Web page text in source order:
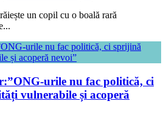
un copil cu o boală rară
urile nu fac politică, ci
vulnerabile și acoperă